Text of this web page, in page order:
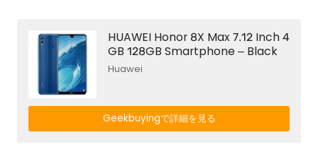
HUAWEI Honor 8X Max 7.12 Inch 4
GB 128GB Smartphone – Black
Huawei
Geekbuyingで詳細を見る